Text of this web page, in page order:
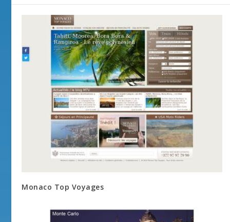
Monaco Top Voyages